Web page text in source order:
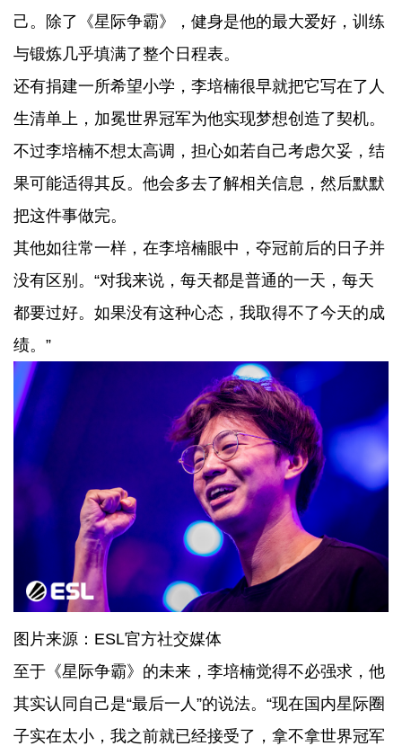
己。除了《星际争霸》，健身是他的最大爱好，训练
与锻炼几乎填满了整个日程表。
还有捐建一所希望小学，李培楠很早就把它写在了人
生清单上，加冕世界冠军为他实现梦想创造了契机。
不过李培楠不想太高调，担心如若自己考虑欠妥，结
果可能适得其反。他会多去了解相关信息，然后默默
把这件事做完。
其他如往常一样，在李培楠眼中，夺冠前后的日子并
没有区别。“对我来说，每天都是普通的一天，每天
都要过好。如果没有这种心态，我取得不了今天的成
绩。”
图片来源：ESL官方社交媒体
至于《星际争霸》的未来，李培楠觉得不必强求，他
其实认同自己是“最后一人”的说法。“现在国内星际圈
子实在太小，我之前就已经接受了，拿不拿世界冠军